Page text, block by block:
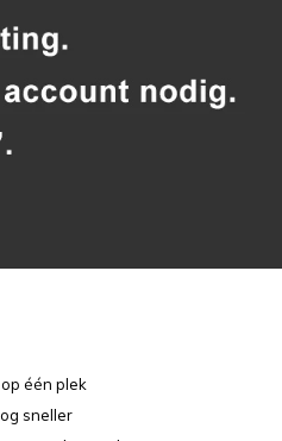
één plek
sneller